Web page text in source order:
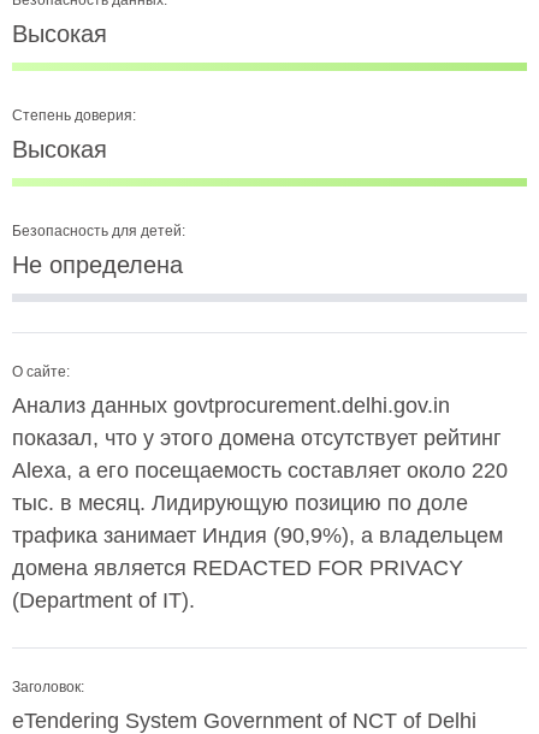
Высокая
Степень доверия:
Высокая
Безопасность для детей:
Не определена
О сайте:
Анализ данных govtprocurement.delhi.gov.in
показал, что у этого домена отсутствует рейтинг
Alexa, а его посещаемость составляет около 220
тыс. в месяц. Лидирующую позицию по доле
трафика занимает Индия (90,9%), а владельцем
домена является REDACTED FOR PRIVACY
(Department of IT).
Заголовок:
eTendering System Government of NCT of Delhi